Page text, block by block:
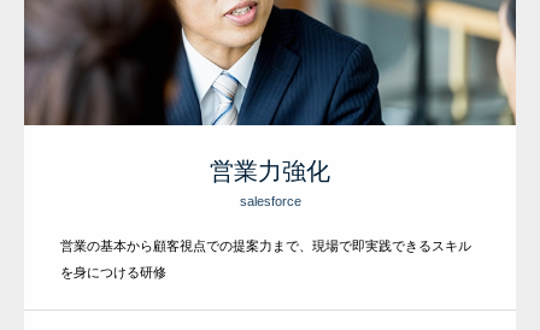
営業力強化
salesforce
営業の基本から顧客視点での提案力まで、現場で即実践できるスキル
を身につける研修